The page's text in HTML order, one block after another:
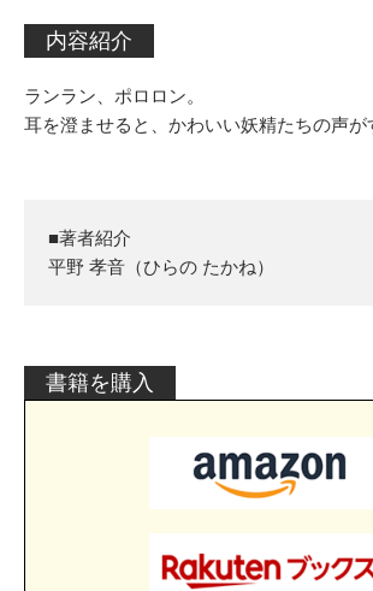
内容紹介
ランラン、ポロロン。
耳を澄ませると、かわいい妖精たちの声が
■著者紹介
平野 孝音（ひらの たかね）
書籍を購入